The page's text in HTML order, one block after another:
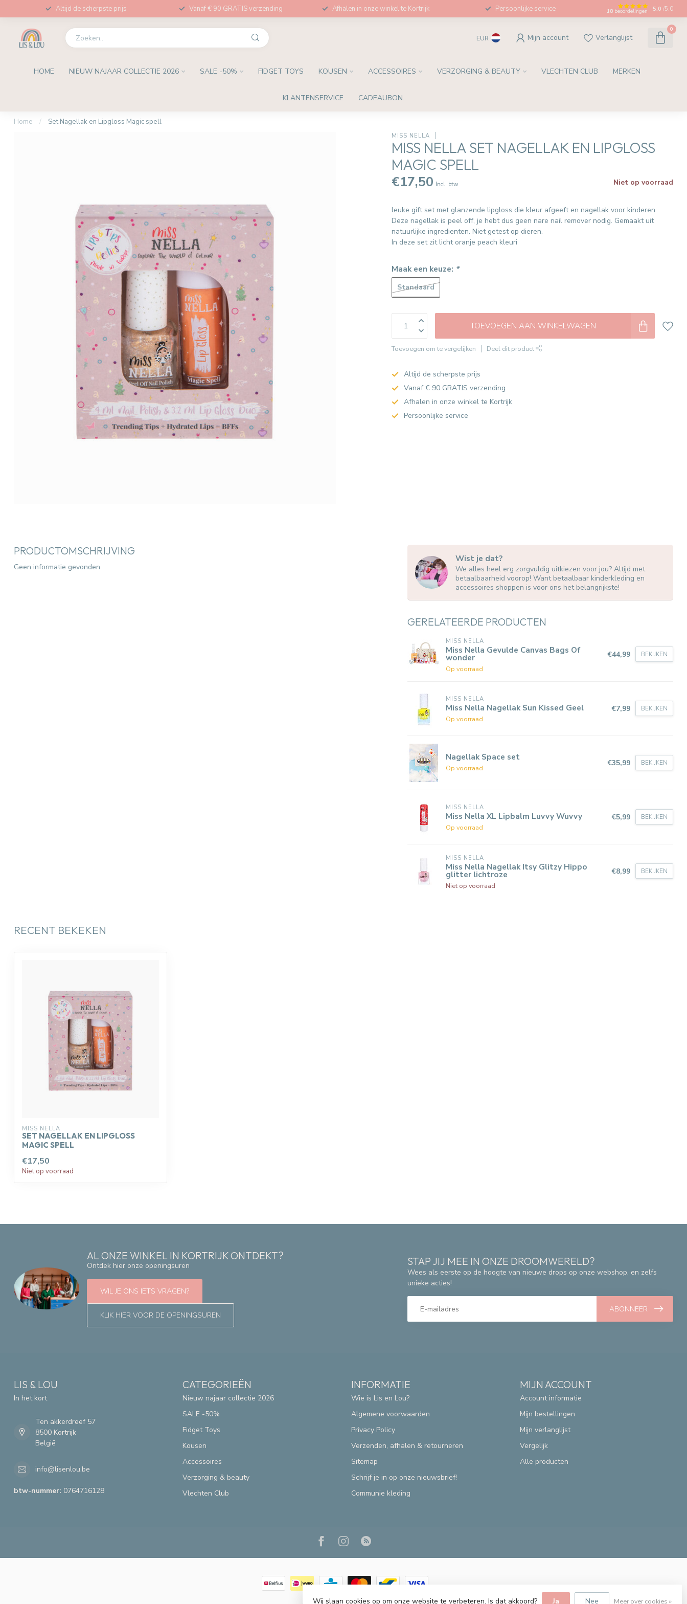
Altijd de scherpste prijs Vanaf € 90 GRATIS verzending Afhalen in onze winkel te Kortrijk Persoonlijke service 18 beoordelingen 5.0 /5.0
EUR Mijn account Verlanglijst
0
HOME NIEUW NAJAAR COLLECTIE 2026 SALE -50% FIDGET TOYS KOUSEN ACCESSOIRES VERZORGING & BEAUTY VLECHTEN CLUB MERKEN
KLANTENSERVICE CADEAUBON.
Home / Set Nagellak en Lipgloss Magic spell
MISS NELLA
MISS NELLA SET NAGELLAK EN LIPGLOSS
MAGIC SPELL
€17,50 Incl. btw Niet op voorraad
leuke gift set met glanzende lipgloss die kleur afgeeft en nagellak voor kinderen.
Deze nagellak is peel off, je hebt dus geen nare nail remover nodig. Gemaakt uit
natuurlijke ingredienten. Niet getest op dieren.
In deze set zit licht oranje peach kleuri
Maak een keuze: *
Standaard
TOEVOEGEN AAN WINKELWAGEN
Toevoegen om te vergelijken Deel dit product
Altijd de scherpste prijs
Vanaf € 90 GRATIS verzending
Afhalen in onze winkel te Kortrijk
Persoonlijke service
PRODUCTOMSCHRIJVING
Geen informatie gevonden
Wist je dat?
We alles heel erg zorgvuldig uitkiezen voor jou? Altijd met
betaalbaarheid voorop! Want betaalbaar kinderkleding en
accessoires shoppen is voor ons het belangrijkste!
GERELATEERDE PRODUCTEN
MISS NELLA
Miss Nella Gevulde Canvas Bags Of
wonder
Op voorraad
€44,99 BEKIJKEN
MISS NELLA
Miss Nella Nagellak Sun Kissed Geel
Op voorraad
€7,99 BEKIJKEN
Nagellak Space set
Op voorraad
€35,99 BEKIJKEN
MISS NELLA
Miss Nella XL Lipbalm Luvvy Wuvvy
Op voorraad
€5,99 BEKIJKEN
MISS NELLA
Miss Nella Nagellak Itsy Glitzy Hippo
glitter lichtroze
Niet op voorraad
€8,99 BEKIJKEN
RECENT BEKEKEN
MISS NELLA
SET NAGELLAK EN LIPGLOSS
MAGIC SPELL
€17,50
Niet op voorraad
AL ONZE WINKEL IN KORTRIJK ONTDEKT?
Ontdek hier onze openingsuren
WIL JE ONS IETS VRAGEN?
KLIK HIER VOOR DE OPENINGSUREN
STAP JIJ MEE IN ONZE DROOMWERELD?
Wees als eerste op de hoogte van nieuwe drops op onze webshop, en zelfs
unieke acties!
ABONNEER
LIS & LOU
In het kort
Ten akkerdreef 57
8500 Kortrijk
België
info@lisenlou.be
btw-nummer: 0764716128
CATEGORIEËN
Nieuw najaar collectie 2026
SALE -50%
Fidget Toys
Kousen
Accessoires
Verzorging & beauty
Vlechten Club
INFORMATIE
Wie is Lis en Lou?
Algemene voorwaarden
Privacy Policy
Verzenden, afhalen & retourneren
Sitemap
Schrijf je in op onze nieuwsbrief!
Communie kleding
MIJN ACCOUNT
Account informatie
Mijn bestellingen
Mijn verlanglijst
Vergelijk
Alle producten
Wij slaan cookies op om onze website te verbeteren. Is dat akkoord? Ja Nee Meer over cookies »